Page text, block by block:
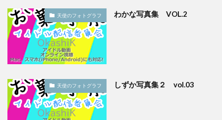
天使のフォトグラフ わかな写真集 VOL.2
天使のフォトグラフ しずか写真集２ vol.03